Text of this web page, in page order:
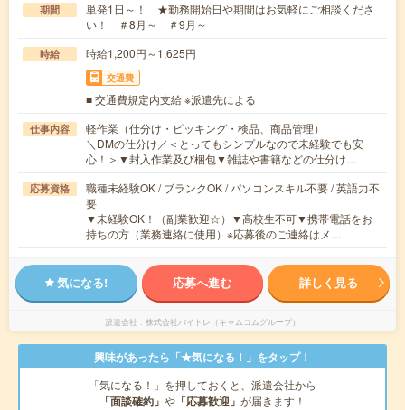
期間
単発1日～！ ★勤務開始日や期間はお気軽にご相談くださ
い！ ＃8月～ ＃9月～
時給 時給1,200円～1,625円
交通費
■ 交通費規定内支給 ※派遣先による
仕事内容
軽作業（仕分け・ピッキング・検品、商品管理）
＼DMの仕分け／＜とってもシンプルなので未経験でも安
心！＞▼封入作業及び梱包▼雑誌や書籍などの仕分け…
応募資格
職種未経験OK / ブランクOK / パソコンスキル不要 / 英語力不
要
▼未経験OK！（副業歓迎☆）▼高校生不可▼携帯電話をお
持ちの方（業務連絡に使用）※応募後のご連絡はメ…
気になる! 応募へ進む 詳しく見る
派遣会社 株式会社バイトレ（キャムコムグループ）
興味があったら「★気になる！」をタップ！
「気になる！」を押しておくと、派遣会社から
「面談確約」 や 「応募歓迎」 が届きます！